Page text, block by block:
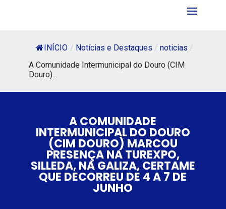
INÍCIO / Notícias e Destaques / noticias /
A Comunidade Intermunicipal do Douro (CIM
Douro)...
A COMUNIDADE
INTERMUNICIPAL DO DOURO
(CIM DOURO) MARCOU
PRESENÇA NA TUREXPO,
SILLEDA, NA GALIZA, CERTAME
QUE DECORREU DE 4 A 7 DE
JUNHO